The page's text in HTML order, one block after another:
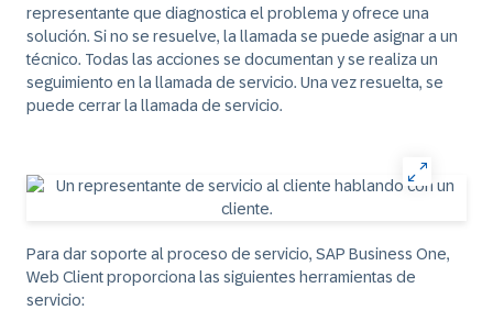
representante que diagnostica el problema y ofrece una
solución. Si no se resuelve, la llamada se puede asignar a un
técnico. Todas las acciones se documentan y se realiza un
seguimiento en la llamada de servicio. Una vez resuelta, se
puede cerrar la llamada de servicio.
Para dar soporte al proceso de servicio, SAP Business One,
Web Client proporciona las siguientes herramientas de
servicio: